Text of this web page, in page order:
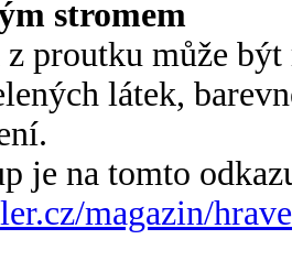
stromem
proutku může
látek,
je na tomto
magazin/